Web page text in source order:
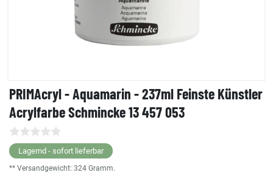
PRIMAcryl - Aquamarin - 237ml Feinste Künstler
Acrylfarbe Schmincke 13 457 053
Lagernd - sofort lieferbar
** Versandgewicht: 324 Gramm.